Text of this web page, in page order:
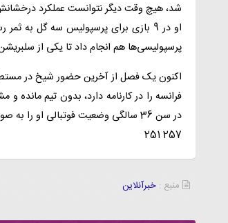
شد، هیچ وقت دیگر نتوانست عملکرد درخشانش
او در 9 بازی برای پرسپولیس سه گل به
پرسپولیسی‌ها هم انجام داد تا یکی از
فرانسه را در کارنامه دارد، بدون تیم
در سن 36 سالگی وضعیت فوتبالی او را به صورت کلی تحت شعاع قرار داده است.
257 251
منبع : خبرآنلاین